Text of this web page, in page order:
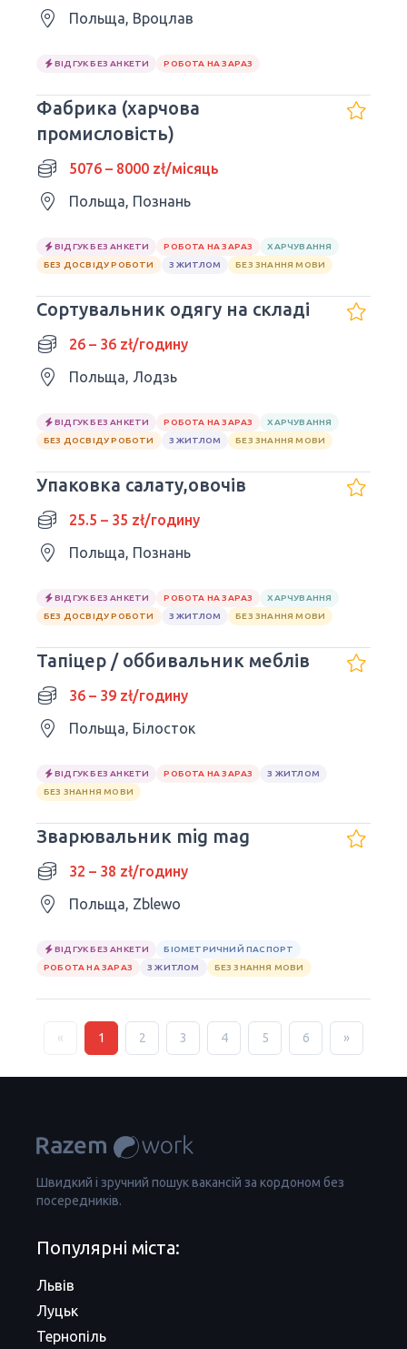
Польща, Вроцлав
ВІДГУК БЕЗ АНКЕТИ РОБОТА НА ЗАРАЗ
Фабрика (харчова
промисловість)
5076 – 8000 zł/місяць
Польща, Познань
ВІДГУК БЕЗ АНКЕТИ РОБОТА НА ЗАРАЗ
ХАРЧУВАННЯ
БЕЗ ДОСВІДУ РОБОТИ
З ЖИТЛОМ БЕЗ ЗНАННЯ МОВИ
Сортувальник одягу на складі
26 – 36 zł/годину
Польща, Лодзь
ВІДГУК БЕЗ АНКЕТИ РОБОТА НА ЗАРАЗ
ХАРЧУВАННЯ
БЕЗ ДОСВІДУ РОБОТИ
З ЖИТЛОМ БЕЗ ЗНАННЯ МОВИ
Упаковка салату,овочів
25.5 – 35 zł/годину
Польща, Познань
ВІДГУК БЕЗ АНКЕТИ РОБОТА НА ЗАРАЗ
ХАРЧУВАННЯ
БЕЗ ДОСВІДУ РОБОТИ
З ЖИТЛОМ БЕЗ ЗНАННЯ МОВИ
Тапіцер / оббивальник меблів
36 – 39 zł/годину
Польща, Білосток
ВІДГУК БЕЗ АНКЕТИ РОБОТА НА ЗАРАЗ
З ЖИТЛОМ
БЕЗ ЗНАННЯ МОВИ
Зварювальник mig mag
32 – 38 zł/годину
Польща, Zblewo
ВІДГУК БЕЗ АНКЕТИ
БІОМЕТРИЧНИЙ ПАСПОРТ
РОБОТА НА ЗАРАЗ
З ЖИТЛОМ БЕЗ ЗНАННЯ МОВИ
« 1 2 3 4 5 6 »
Швидкий і зручний пошук вакансій за кордоном без
посередників.
Популярні міста:
Львів
Луцьк
Тернопіль